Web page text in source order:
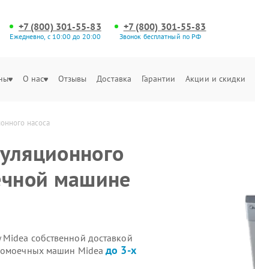
+7 (800) 301-55-83
Ежедневно, с 10:00 до 20:00
+7 (800) 301-55-83
Звонок бесплатный по РФ
О нас Отзывы Доставка Гарантии Акции и скидки
насоса
машине
собственной доставкой
машин Mideaдо 3-х